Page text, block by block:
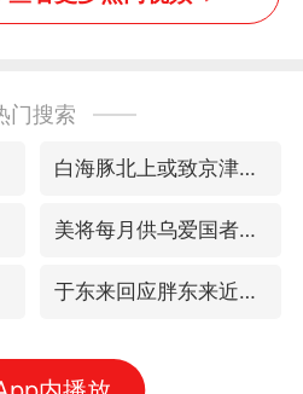
门搜索
白海豚北上或致京津冀暴雨
美将每月供乌爱国者拦截导弹
于东来回应胖东来近25年老店年底关闭